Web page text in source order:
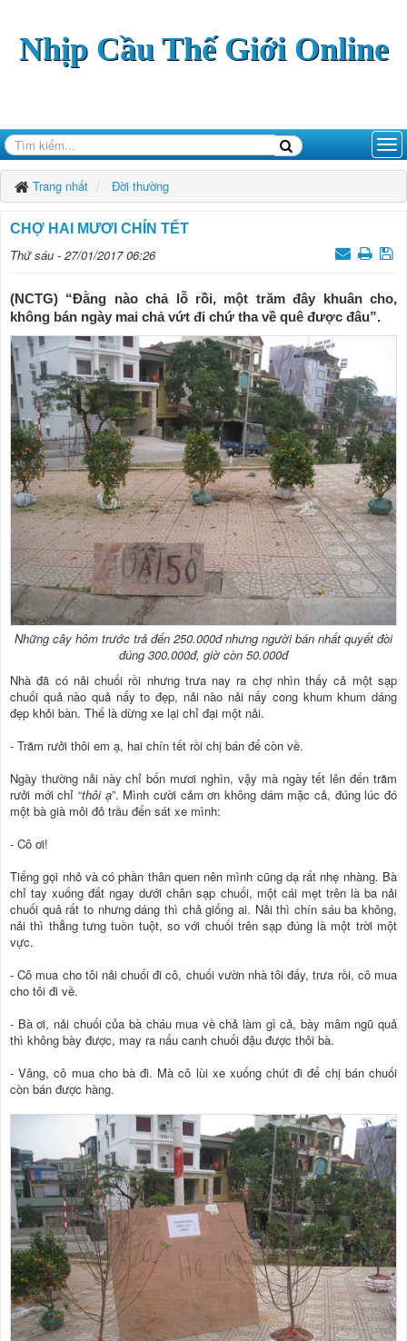
Nhịp Cầu Thế Giới Online
Trang nhất Đời thường
CHỢ HAI MƯƠI CHÍN TẾT
Thứ sáu - 27/01/2017 06:26
(NCTG) “Đằng nào chả lỗ rồi, một trăm đây khuân cho,
không bán ngày mai chả vứt đi chứ tha về quê được đâu”.
Những cây hôm trước trả đến 250.000đ nhưng người bán nhất quyết đòi
đúng 300.000đ, giờ còn 50.000đ
Nhà đã có nải chuối rồi nhưng trưa nay ra chợ nhìn thấy cả một sạp
chuối quả nào quả nấy to đẹp, nải nào nải nấy cong khum khum dáng
đẹp khỏi bàn. Thế là dừng xe lại chỉ đại một nải.
- Trăm rưởi thôi em ạ, hai chín tết rồi chị bán để còn về.
Ngày thường nải này chỉ bốn mươi nghìn, vậy mà ngày tết lên đến trăm
rưởi mới chỉ “thôi ạ”. Mình cười cảm ơn không dám mặc cả, đúng lúc đó
một bà già môi đỏ trầu đến sát xe mình:
- Cô ơi!
Tiếng gọi nhỏ và có phần thân quen nên mình cũng dạ rất nhẹ nhàng. Bà
chỉ tay xuống đất ngay dưới chân sạp chuối, một cái mẹt trên là ba nải
chuối quả rất to nhưng dáng thì chả giống ai. Nải thì chín sáu ba không,
nải thì thẳng tưng tuồn tuột, so với chuối trên sạp đúng là một trời một
vực.
- Cô mua cho tôi nải chuối đi cô, chuối vườn nhà tôi đấy, trưa rồi, cô mua
cho tôi đi về.
- Bà ơi, nải chuối của bà cháu mua về chả làm gì cả, bày mâm ngũ quả
thì không bày được, may ra nấu canh chuối đậu được thôi bà.
- Vâng, cô mua cho bà đi. Mà cô lùi xe xuống chút đi để chị bán chuối
còn bán được hàng.